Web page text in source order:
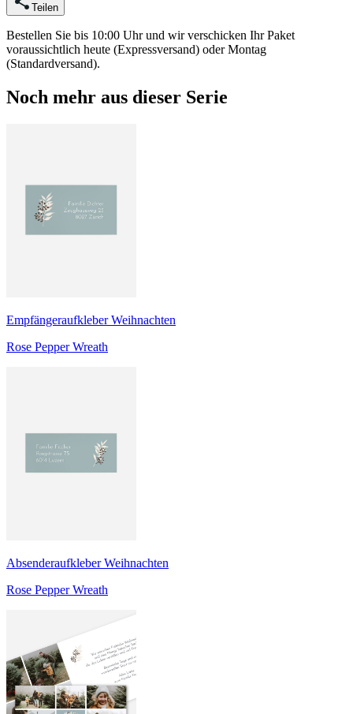
Teilen
Bestellen Sie bis 10:00 Uhr und wir verschicken Ihr Paket
voraussichtlich heute (Expressversand) oder Montag
(Standardversand).
Noch mehr aus dieser Serie
Empfängeraufkleber Weihnachten
Rose Pepper Wreath
Absenderaufkleber Weihnachten
Rose Pepper Wreath